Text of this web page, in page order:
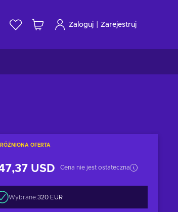
Zaloguj Zarejestruj
OFERTA
USD Cena nie jest ostateczna
Wybrane:320 EUR